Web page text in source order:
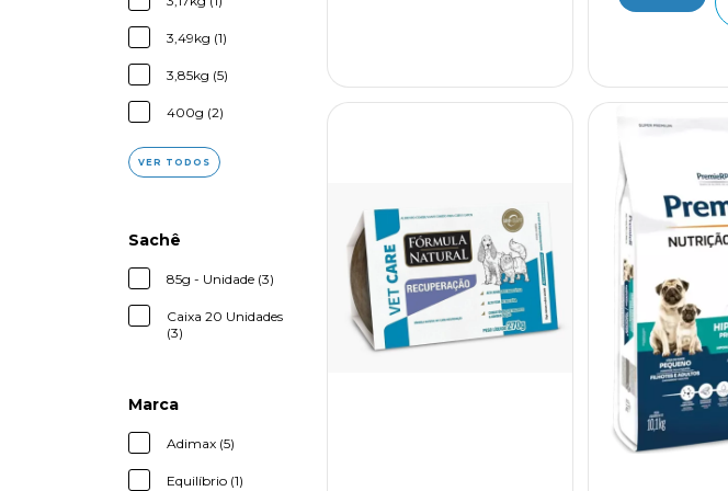
3,49kg (1)
3,85kg (5)
400g (2)
VER TODOS
Sachê
85g - Unidade (3)
Caixa 20 Unidades
(3)
Marca
Adimax (5)
Equilíbrio (1)